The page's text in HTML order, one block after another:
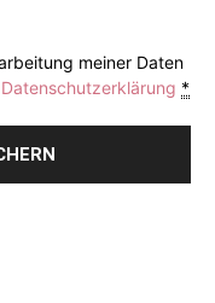
meiner Daten
Datenschutzerklärung *